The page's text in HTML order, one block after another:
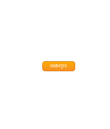
наверх